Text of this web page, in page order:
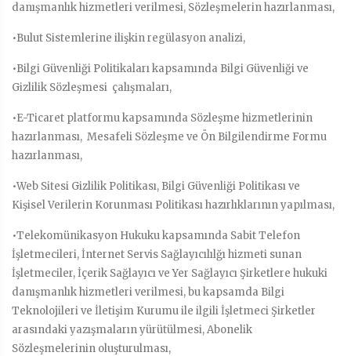
danışmanlık hizmetleri verilmesi, Sözleşmelerin hazırlanması,
•Bulut Sistemlerine ilişkin regülasyon analizi,
•Bilgi Güvenliği Politikaları kapsamında Bilgi Güvenliği ve
Gizlilik Sözleşmesi çalışmaları,
•E-Ticaret platformu kapsamında Sözleşme hizmetlerinin
hazırlanması, Mesafeli Sözleşme ve Ön Bilgilendirme Formu
hazırlanması,
•Web Sitesi Gizlilik Politikası, Bilgi Güvenliği Politikası ve
Kişisel Verilerin Korunması Politikası hazırlıklarının yapılması,
•Telekomünikasyon Hukuku kapsamında Sabit Telefon
İşletmecileri, İnternet Servis Sağlayıcılılğı hizmeti sunan
İşletmeciler, İçerik Sağlayıcı ve Yer Sağlayıcı Şirketlere hukuki
danışmanlık hizmetleri verilmesi, bu kapsamda Bilgi
Teknolojileri ve İletişim Kurumu ile ilgili İşletmeci Şirketler
arasındaki yazışmaların yürütülmesi, Abonelik
Sözleşmelerinin oluşturulması,